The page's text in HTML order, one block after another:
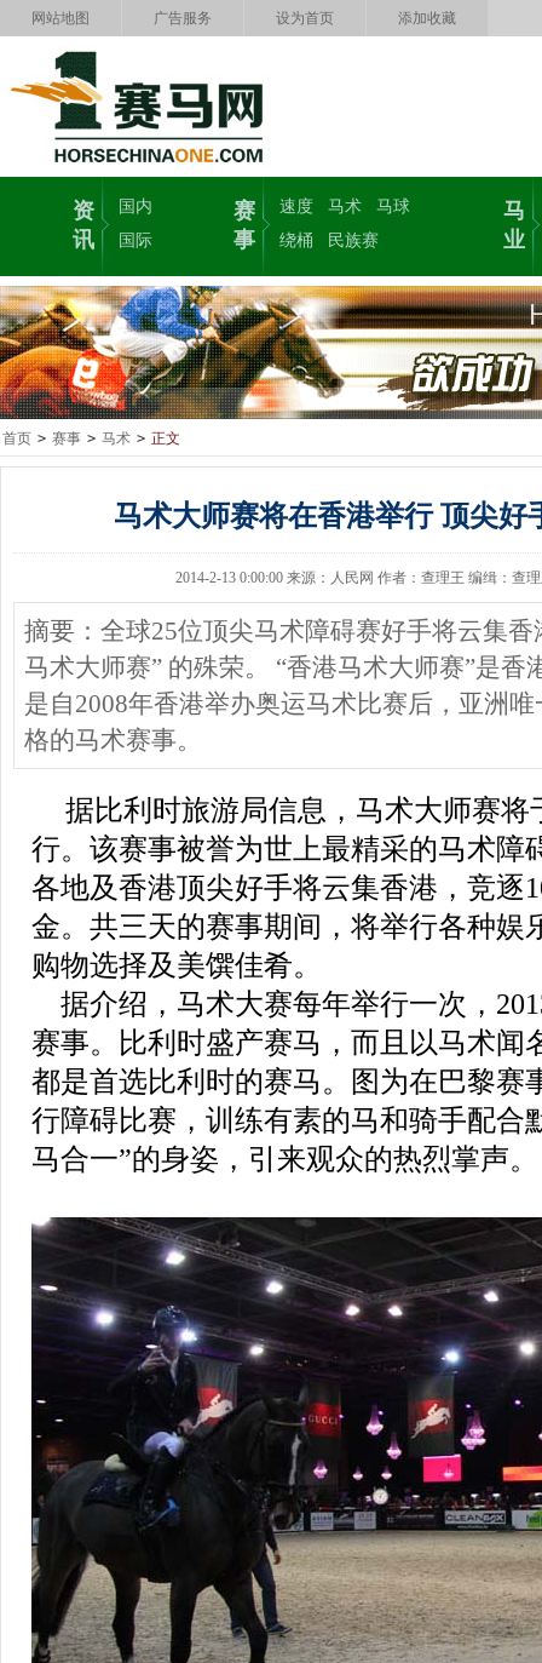
网站地图 广告服务 设为首页 添加收藏
资
讯
国内
国际
赛
事
速度 马术
马球
绕桶
民族赛
马
业
首页 > 赛事 > 马术 > 正文
马术大师赛将在香港举行 顶尖好
2014-2-13 0:00:00 来源：人民网 作者：查理王 编缉：查
摘要：全球25位顶尖马术障碍赛好手将云集
马术大师赛” 的殊荣。 “香港马术大师赛”是
是自2008年香港举办奥运马术比赛后，亚洲
格的马术赛事。
据比利时旅游局信息，马术大师赛将
行。该赛事被誉为世上最精采的马术障
各地及香港顶尖好手将云集香港，竞逐
金。共三天的赛事期间，将举行各种娱
购物选择及美馔佳肴。
据介绍，马术大赛每年举行一次，
赛事。比利时盛产赛马，而且以马术闻
都是首选比利时的赛马。图为在巴黎赛
行障碍比赛，训练有素的马和骑手配合
马合一”的身姿，引来观众的热烈掌声。